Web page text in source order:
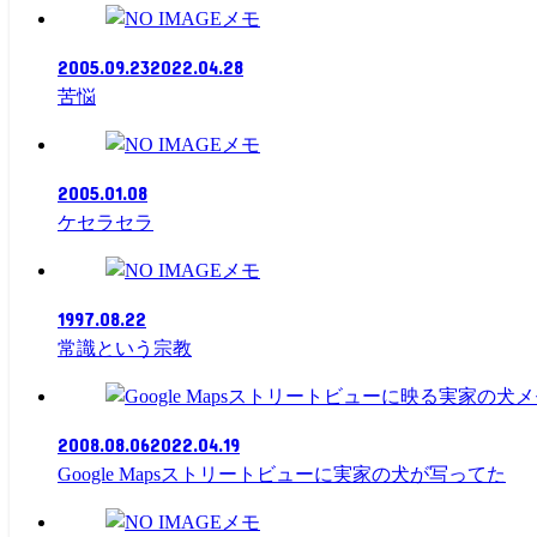
メモ
2005.09.232022.04.28
苦悩
メモ
2005.01.08
ケセラセラ
メモ
1997.08.22
常識という宗教
2008.08.062022.04.19
Google Mapsストリートビューに実家の犬が写ってた
メモ